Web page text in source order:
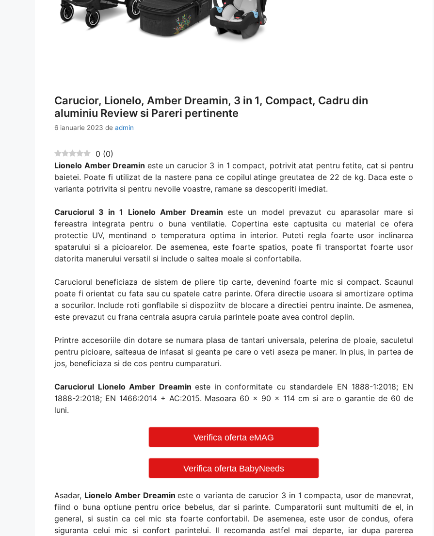
Carucior, Lionelo, Amber Dreamin, 3 in 1, Compact, Cadru din
aluminiu Review si Pareri pertinente
6 ianuarie 2023 de admin
0 (0)
Lionelo Amber Dreamin este un carucior 3 in 1 compact, potrivit atat pentru fetite, cat si pentru
baietei. Poate fi utilizat de la nastere pana ce copilul atinge greutatea de 22 de kg. Daca este o
varianta potrivita si pentru nevoile voastre, ramane sa descoperiti imediat.
Caruciorul 3 in 1 Lionelo Amber Dreamin este un model prevazut cu aparasolar mare si
fereastra integrata pentru o buna ventilatie. Copertina este captusita cu material ce ofera
protectie UV, mentinand o temperatura optima in interior. Puteti regla foarte usor inclinarea
spatarului si a picioarelor. De asemenea, este foarte spatios, poate fi transportat foarte usor
datorita manerului versatil si include o saltea moale si confortabila.
Caruciorul beneficiaza de sistem de pliere tip carte, devenind foarte mic si compact. Scaunul
poate fi orientat cu fata sau cu spatele catre parinte. Ofera directie usoara si amortizare optima
a socurilor. Include roti gonflabile si dispoziitv de blocare a directiei pentru inainte. De asmenea,
este prevazut cu frana centrala asupra caruia parintele poate avea control deplin.
Printre accesoriile din dotare se numara plasa de tantari universala, pelerina de ploaie, saculetul
pentru picioare, salteaua de infasat si geanta pe care o veti aseza pe maner. In plus, in partea de
jos, beneficiaza si de cos pentru cumparaturi.
Caruciorul Lionelo Amber Dreamineste in conformitate cu standardele EN 1888-1:2018; EN
1888-2:2018; EN 1466:2014 + AC:2015. Masoara 60 x 90 x 114 cm si are o garantie de 60 de
luni.
Verifica oferta eMAG
Verifica oferta BabyNeeds
Asadar, Lionelo Amber Dreamineste o varianta de carucior 3 in 1 compacta, usor de manevrat,
fiind o buna optiune pentru orice bebelus, dar si parinte. Cumparatorii sunt multumiti de el, in
general, si sustin ca cel mic sta foarte confortabil. De asemenea, este usor de condus, ofera
siguranta celui mic si confort parintelui. Il recomanda astfel mai departe, iar dupa parerea